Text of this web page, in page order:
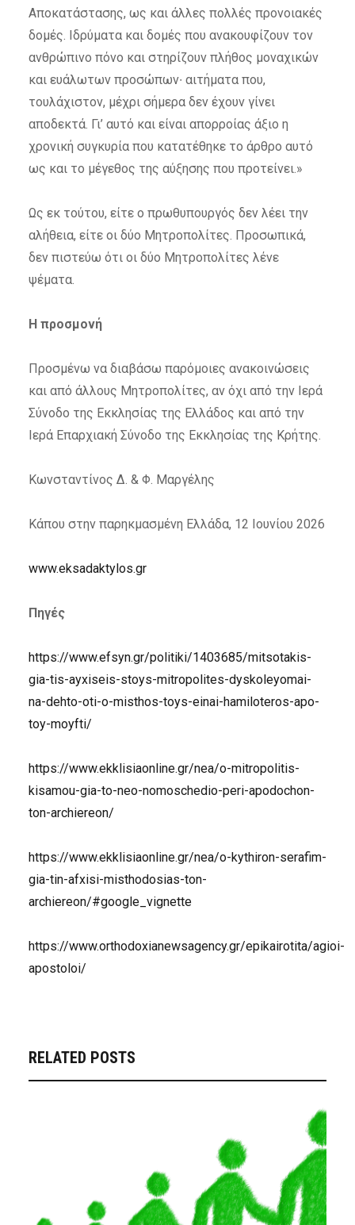
Αποκατάστασης, ως και άλλες πολλές προνοιακές
δομές. Ιδρύματα και δομές που ανακουφίζουν τον
ανθρώπινο πόνο και στηρίζουν πλήθος μοναχικών
και ευάλωτων προσώπων∙ αιτήματα που,
τουλάχιστον, μέχρι σήμερα δεν έχουν γίνει
αποδεκτά. Γι’ αυτό και είναι απορροίας άξιο η
χρονική συγκυρία που κατατέθηκε το άρθρο αυτό
ως και το μέγεθος της αύξησης που προτείνει.»
Ως εκ τούτου, είτε ο πρωθυπουργός δεν λέει την
αλήθεια, είτε οι δύο Μητροπολίτες. Προσωπικά,
δεν πιστεύω ότι οι δύο Μητροπολίτες λένε
ψέματα.
Η προσμονή
Προσμένω να διαβάσω παρόμοιες ανακοινώσεις
και από άλλους Μητροπολίτες, αν όχι από την Ιερά
Σύνοδο της Εκκλησίας της Ελλάδος και από την
Ιερά Επαρχιακή Σύνοδο της Εκκλησίας της Κρήτης.
Κωνσταντίνος Δ. & Φ. Μαργέλης
Κάπου στην παρηκμασμένη Ελλάδα, 12 Ιουνίου 2026
www.eksadaktylos.gr
Πηγές
https://www.efsyn.gr/politiki/1403685/mitsotakis-
gia-tis-ayxiseis-stoys-mitropolites-dyskoleyomai-
na-dehto-oti-o-misthos-toys-einai-hamiloteros-apo-
toy-moyfti/
https://www.ekklisiaonline.gr/nea/o-mitropolitis-
kisamou-gia-to-neo-nomoschedio-peri-apodochon-
ton-archiereon/
https://www.ekklisiaonline.gr/nea/o-kythiron-serafim-
gia-tin-afxisi-misthodosias-ton-
archiereon/#google_vignette
https://www.orthodoxianewsagency.gr/epikairotita/agioi-
apostoloi/
RELATED POSTS